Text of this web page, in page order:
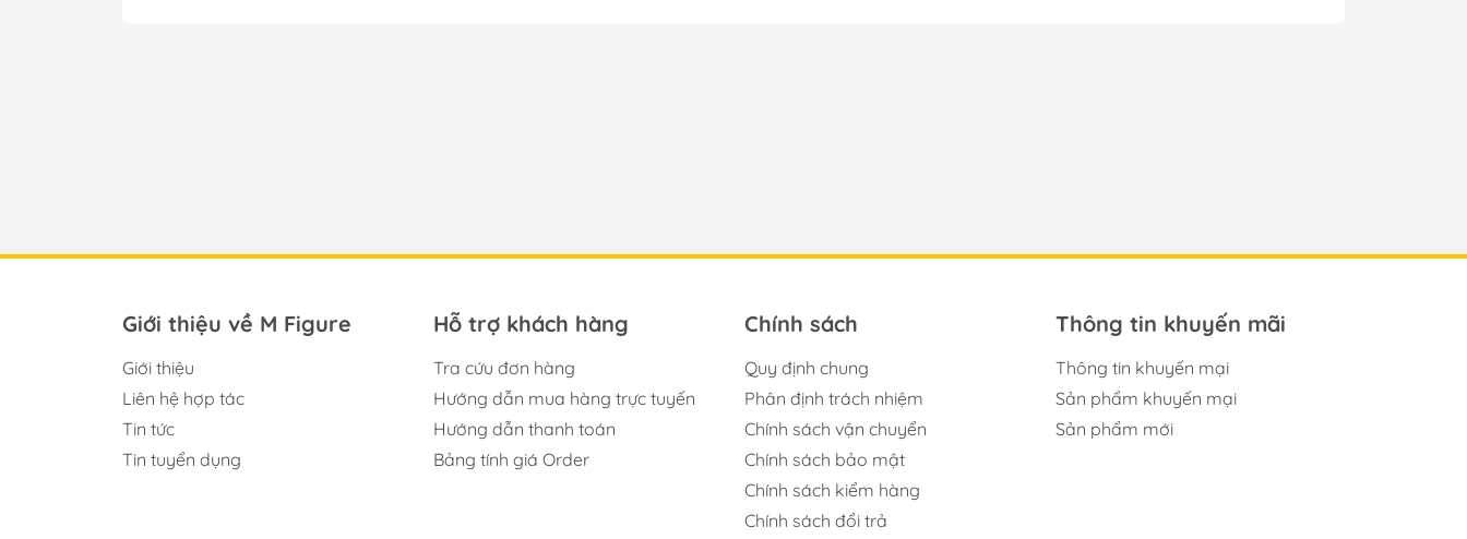
Giới thiệu về M Figure
Giới thiệu
Liên hệ hợp tác
Tin tức
Tin tuyển dụng
Hỗ trợ khách hàng
Tra cứu đơn hàng
Hướng dẫn mua hàng trực tuyến
Hướng dẫn thanh toán
Bảng tính giá Order
Chính sách
Quy định chung
Phân định trách nhiệm
Chính sách vận chuyển
Chính sách bảo mật
Chính sách kiểm hàng
Chính sách đổi trả
Thông tin khuyến mãi
Thông tin khuyến mại
Sản phẩm khuyến mại
Sản phẩm mới